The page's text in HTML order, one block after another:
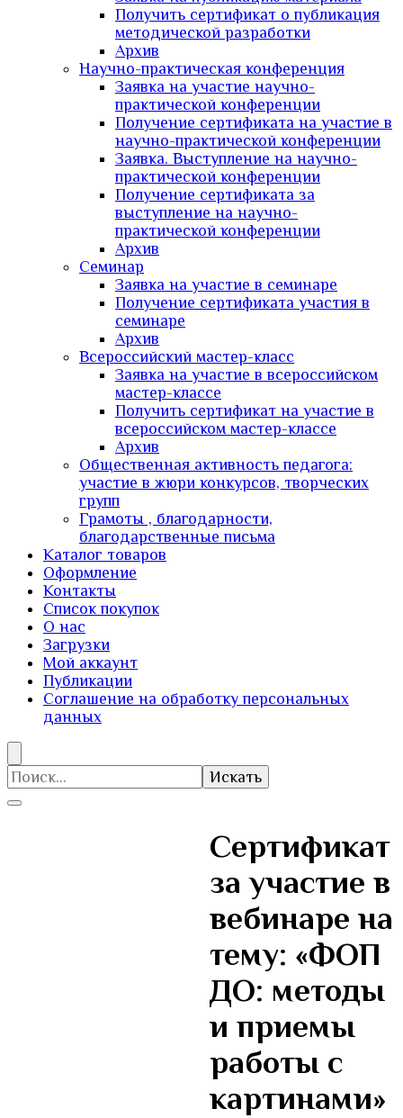
Получить сертификат о публикация
методической разработки
Архив
Научно-практическая конференция
Заявка на участие научно-
практической конференции
Получение сертификата на участие в
научно-практической конференции
Заявка. Выступление на научно-
практической конференции
Получение сертификата за
выступление на научно-
практической конференции
Архив
Семинар
Заявка на участие в семинаре
Получение сертификата участия в
семинаре
Архив
Всероссийский мастер-класс
Заявка на участие в всероссийском
мастер-классе
Получить сертификат на участие в
всероссийском мастер-классе
Архив
Общественная активность педагога:
участие в жюри конкурсов, творческих
групп
Грамоты , благодарности,
благодарственные письма
Каталог товаров
Оформление
Контакты
Список покупок
О нас
Загрузки
Мой аккаунт
Публикации
Соглашение на обработку персональных
данных
Искать:
Сертификат
за участие в
вебинаре на
тему: «ФОП
ДО: методы
и приемы
работы с
картинами»